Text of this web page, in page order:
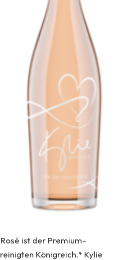
ist der Premium-
Königreich.* Kylie